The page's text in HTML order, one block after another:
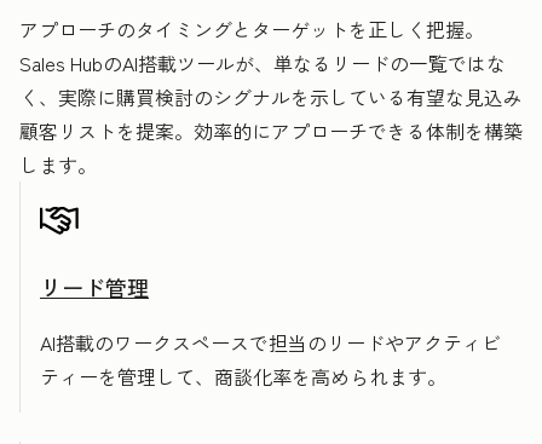
アプローチのタイミングとターゲットを正しく把握。
Sales HubのAI搭載ツールが、単なるリードの一覧ではな
く、実際に購買検討のシグナルを示している有望な見込み
顧客リストを提案。効率的にアプローチできる体制を構築
します。
リード管理
AI搭載のワークスペースで担当のリードやアクティビ
ティーを管理して、商談化率を高められます。